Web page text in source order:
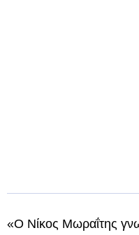
«Ο Νίκος Μωραΐτης